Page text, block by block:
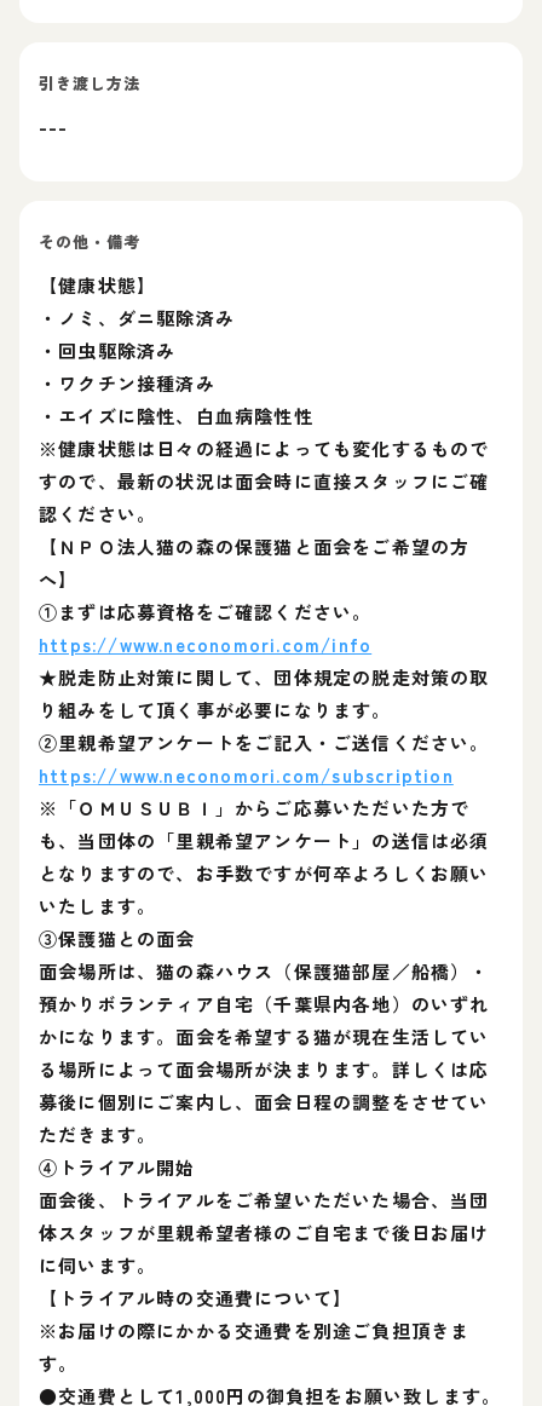
引き渡し方法
---
その他・備考
【健康状態】
・ノミ、ダニ駆除済み
・回虫駆除済み
・ワクチン接種済み
・エイズに陰性、白血病陰性性
※健康状態は日々の経過によっても変化するもので
すので、最新の状況は面会時に直接スタッフにご確
認ください。
【ＮＰＯ法人猫の森の保護猫と面会をご希望の方
へ】
①まずは応募資格をご確認ください。
https://www.neconomori.com/info
★脱走防止対策に関して、団体規定の脱走対策の取
り組みをして頂く事が必要になります。
②里親希望アンケートをご記入・ご送信ください。
https://www.neconomori.com/subscription
※「ＯＭＵＳＵＢＩ」からご応募いただいた方で
も、当団体の「里親希望アンケート」の送信は必須
となりますので、お手数ですが何卒よろしくお願い
いたします。
③保護猫との面会
面会場所は、猫の森ハウス（保護猫部屋／船橋）・
預かりボランティア自宅（千葉県内各地）のいずれ
かになります。面会を希望する猫が現在生活してい
る場所によって面会場所が決まります。詳しくは応
募後に個別にご案内し、面会日程の調整をさせてい
ただきます。
④トライアル開始
面会後、トライアルをご希望いただいた場合、当団
体スタッフが里親希望者様のご自宅まで後日お届け
に伺います。
【トライアル時の交通費について】
※お届けの際にかかる交通費を別途ご負担頂きま
す。
●交通費として1,000円の御負担をお願い致します。